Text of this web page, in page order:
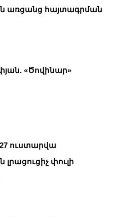
առցանց հայտագրման
«Ծովինար»
ուստարվա
լրացուցիչ փուլի